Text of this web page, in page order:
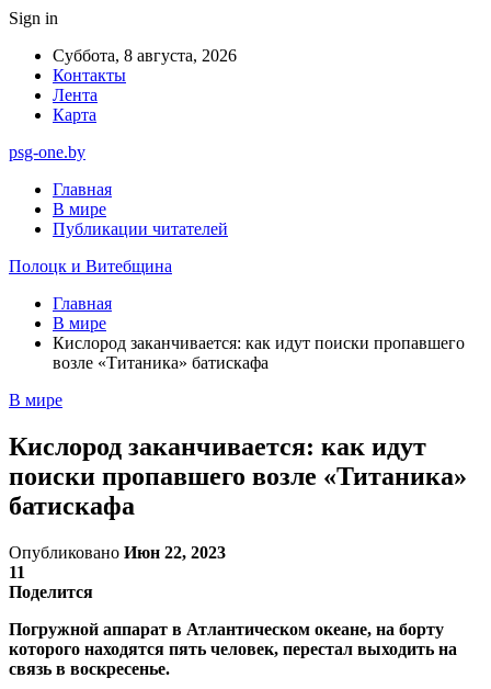
Sign in
Суббота, 8 августа, 2026
Контакты
Лента
Карта
psg-one.by
Главная
В мире
Публикации читателей
Полоцк и Витебщина
Главная
В мире
Кислород заканчивается: как идут поиски пропавшего
возле «Титаника» батискафа
В мире
Кислород заканчивается: как идут
поиски пропавшего возле «Титаника»
батискафа
Опубликовано Июн 22, 2023
11
Поделится
Погружной аппарат в Атлантическом океане, на борту
которого находятся пять человек, перестал выходить на
связь в воскресенье.